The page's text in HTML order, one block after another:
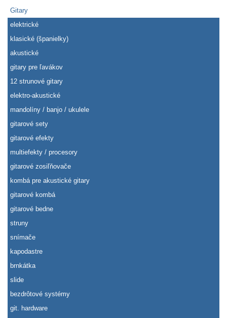
Gitary
elektrické
klasické (španielky)
akustické
gitary pre ľavákov
12 strunové gitary
elektro-akustické
mandolíny / banjo / ukulele
gitarové sety
gitarové efekty
multiefekty / procesory
gitarové zosiľňovače
kombá pre akustické gitary
gitarové kombá
gitarové bedne
struny
snímače
kapodastre
brnkátka
slide
bezdrôtové systémy
git. hardware